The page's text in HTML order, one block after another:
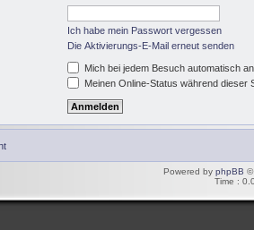
Ich habe mein Passwort vergessen
Die Aktivierungs-E-Mail erneut senden
Mich bei jedem Besuch automatisch
Meinen Online-Status während dieser
Powered by phpBB ©
Time :